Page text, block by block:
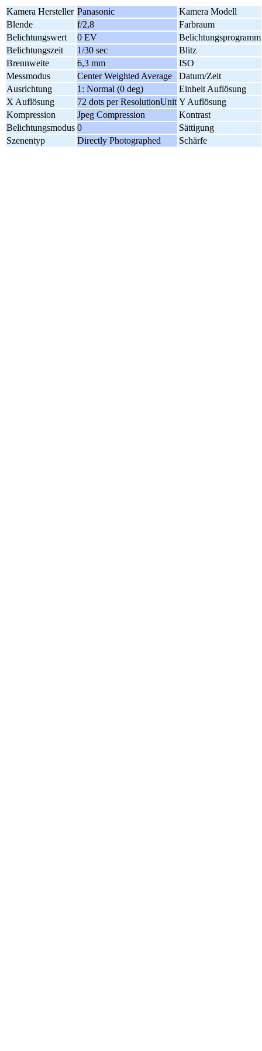
Kamera Hersteller Panasonic
Kamera Modell
Blende
f/2,8
Farbraum
Belichtungswert
0 EV
Belichtungsprogramm
Belichtungszeit
1/30 sec
Blitz
Brennweite
6,3 mm
ISO
Messmodus
Center Weighted Average
Datum/Zeit
Ausrichtung
1: Normal (0 deg)
Einheit Auflösung
X Auflösung
72 dots per ResolutionUnit Y Auflösung
Kompression
Jpeg Compression
Kontrast
Belichtungsmodus 0
Sättigung
Szenentyp
Directly Photographed Schärfe